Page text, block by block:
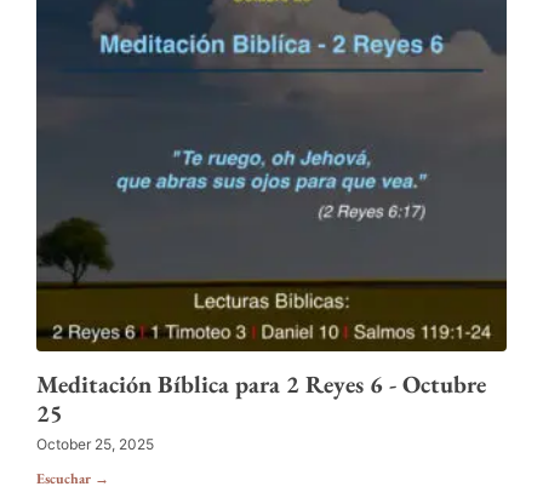
Meditación Bíblica para 2 Reyes 6 - Octubre
25
October 25, 2025
Escuchar →